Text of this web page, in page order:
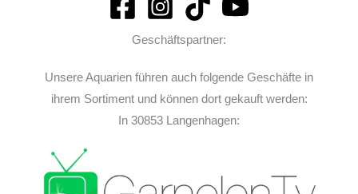
Geschäftspartner:
Unsere Aquarien führen auch folgende Geschäfte in
ihrem Sortiment und können dort gekauft werden:
In 30853 Langenhagen: